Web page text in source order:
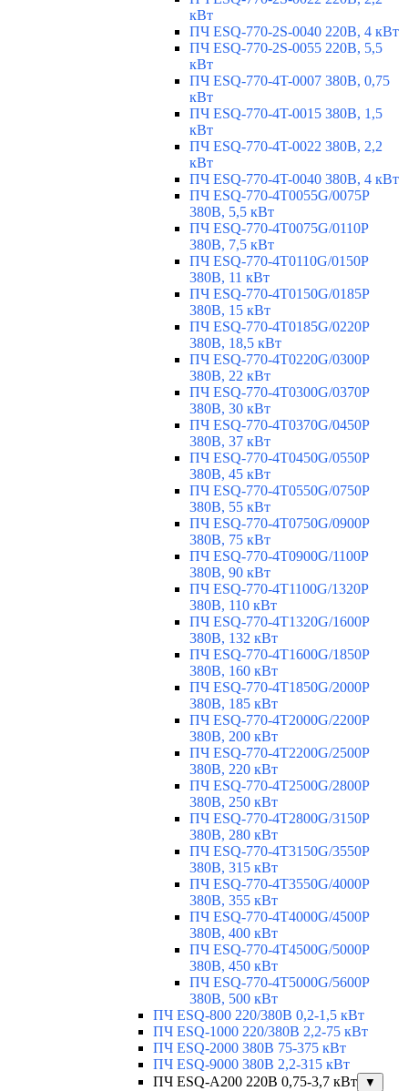
кВт
ПЧ ESQ-770-2S-0040 220В, 4 кВт
ПЧ ESQ-770-2S-0055 220В, 5,5
кВт
ПЧ ESQ-770-4T-0007 380В, 0,75
кВт
ПЧ ESQ-770-4T-0015 380В, 1,5
кВт
ПЧ ESQ-770-4T-0022 380В, 2,2
кВт
ПЧ ESQ-770-4T-0040 380В, 4 кВт
ПЧ ESQ-770-4T0055G/0075P
380В, 5,5 кВт
ПЧ ESQ-770-4T0075G/0110P
380В, 7,5 кВт
ПЧ ESQ-770-4T0110G/0150P
380В, 11 кВт
ПЧ ESQ-770-4T0150G/0185P
380В, 15 кВт
ПЧ ESQ-770-4T0185G/0220P
380В, 18,5 кВт
ПЧ ESQ-770-4T0220G/0300P
380В, 22 кВт
ПЧ ESQ-770-4T0300G/0370P
380В, 30 кВт
ПЧ ESQ-770-4T0370G/0450P
380В, 37 кВт
ПЧ ESQ-770-4T0450G/0550P
380В, 45 кВт
ПЧ ESQ-770-4T0550G/0750P
380В, 55 кВт
ПЧ ESQ-770-4T0750G/0900P
380В, 75 кВт
ПЧ ESQ-770-4T0900G/1100P
380В, 90 кВт
ПЧ ESQ-770-4T1100G/1320P
380В, 110 кВт
ПЧ ESQ-770-4T1320G/1600P
380В, 132 кВт
ПЧ ESQ-770-4T1600G/1850P
380В, 160 кВт
ПЧ ESQ-770-4T1850G/2000P
380В, 185 кВт
ПЧ ESQ-770-4T2000G/2200P
380В, 200 кВт
ПЧ ESQ-770-4T2200G/2500P
380В, 220 кВт
ПЧ ESQ-770-4T2500G/2800P
380В, 250 кВт
ПЧ ESQ-770-4T2800G/3150P
380В, 280 кВт
ПЧ ESQ-770-4T3150G/3550P
380В, 315 кВт
ПЧ ESQ-770-4T3550G/4000P
380В, 355 кВт
ПЧ ESQ-770-4T4000G/4500P
380В, 400 кВт
ПЧ ESQ-770-4T4500G/5000P
380В, 450 кВт
ПЧ ESQ-770-4T5000G/5600P
380В, 500 кВт
ПЧ ESQ-800 220/380В 0,2-1,5 кВт
ПЧ ESQ-1000 220/380В 2,2-75 кВт
ПЧ ESQ-2000 380В 75-375 кВт
ПЧ ESQ-9000 380В 2,2-315 кВт
ПЧ ESQ-A200 220В 0,75-3,7 кВт
▼